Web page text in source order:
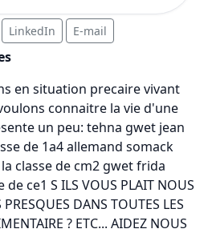
LinkedIn E-mail
en situation precaire vivant
connaitre la vie d'une
un peu: tehna gwet jean
de 1a4 allemand somack
classe de cm2 gwet frida
ce1 S ILS VOUS PLAIT NOUS
DANS TOUTES LES
? ETC... AIDEZ NOUS